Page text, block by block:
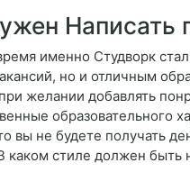
Написать
именно Студворк
но и отличным
желании добавлять
образовательного
вы не будете получать
каком стиле должен быть